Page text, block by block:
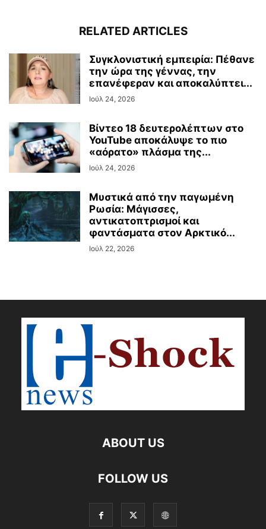
RELATED ARTICLES
Συγκλονιστική εμπειρία: Πέθανε
την ώρα της γέννας, την
επανέφεραν και αποκαλύπτει...
Ιούλ 24, 2026
Βίντεο 18 δευτερολέπτων στο
YouTube αποκάλυψε το πιο
«αόρατο» πλάσμα της...
Ιούλ 24, 2026
Μυστικά από την παγωμένη
Ρωσία: Μάγισσες,
αντικατοπτρισμοί και
φαντάσματα στον Αρκτικό...
Ιούλ 22, 2026
ABOUT US
FOLLOW US